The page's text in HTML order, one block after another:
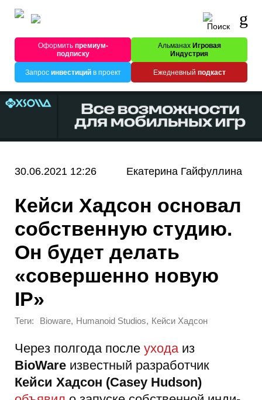
Оформитьпремиум-
подписку
Альманах Игровая
Индустрия
Запрос инвестицийв проект Ежедневный подкаст
30.06.2021 12:26 Екатерина Гайфуллина
Кейси Хадсон основал
собственную студию.
Он будет делать
«совершенно новую
IP»
Теги: Bioware, Humanoid Studios, Кейси Хадсон
Через полгода после ухода из
BioWare известный разработчик
Кейси Хадсон (Casey Hudson)